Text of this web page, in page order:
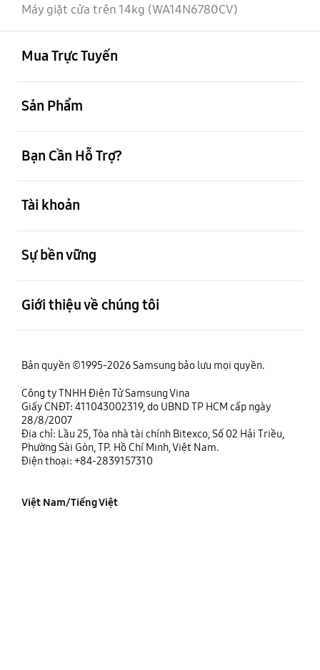
Máy giặt cửa trên 14kg (WA14N6780CV)
Mua Trực Tuyến
Sản Phẩm
Bạn Cần Hỗ Trợ?
Tài khoản
Sự bền vững
Giới thiệu về chúng tôi
Bản quyền ©1995-2026 Samsung bảo lưu mọi quyền.
Công ty TNHH Điện Tử Samsung Vina
Giấy CNĐT: 411043002319, do UBND TP HCM cấp ngày
28/8/2007
Địa chỉ: Lầu 25, Tòa nhà tài chính Bitexco, Số 02 Hải Triều,
Phường Sài Gòn, TP. Hồ Chí Minh, Việt Nam.
Điện thoại: +84-2839157310
Việt Nam/Tiếng Việt